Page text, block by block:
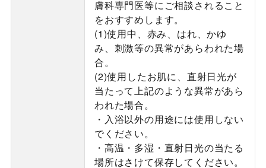
膚科専門医等にご相談されること
をおすすめします。
(1)使用中、赤み、はれ、かゆ
み、刺激等の異常があらわれた場
合。
(2)使用したお肌に、直射日光が
当たって上記のような異常があら
われた場合。
・入浴以外の用途には使用しない
でください。
・高温・多湿・直射日光の当たる
場所はさけて保存してください。